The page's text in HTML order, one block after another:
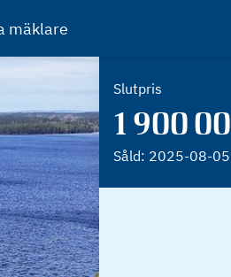
mäklare
Slutpris
1 900
Såld: 2025-08-05